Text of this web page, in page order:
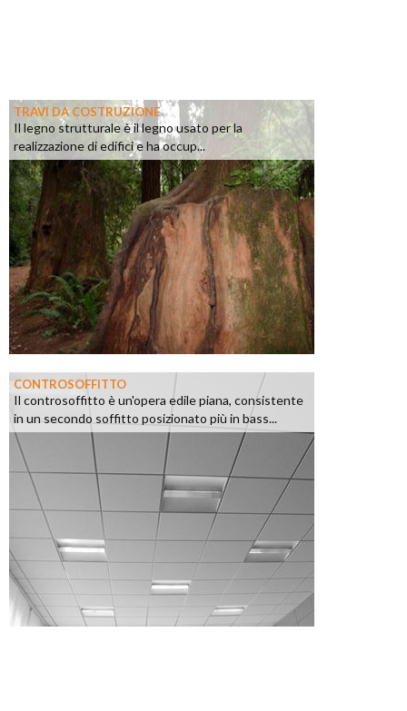
TRAVI DA COSTRUZIONE
Il legno strutturale è il legno usato per la
realizzazione di edifici e ha occup...
CONTROSOFFITTO
Il controsoffitto è un'opera edile piana, consistente
in un secondo soffitto posizionato più in bass...